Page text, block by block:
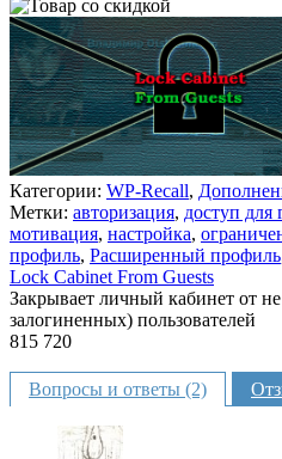
Категории: WP-Recall,
Метки: авторизация, доступ для
мотивация, настройка,
профиль, Расширенный профиль
Lock Cabinet From Guests
Закрывает личный кабинет от
залогиненных) пользователей
815 720
Вопросы и ответы (2)